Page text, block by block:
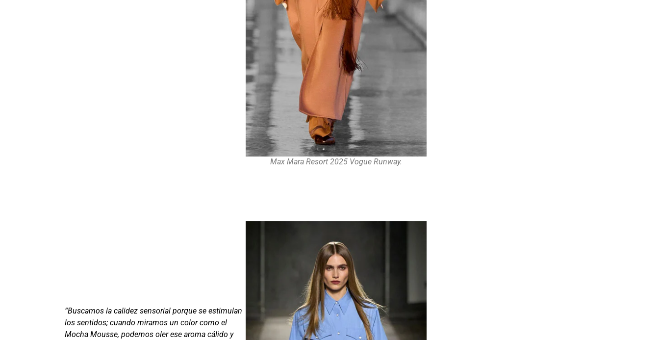
Max Mara Resort 2025 Vogue Runway.
“Buscamos la calidez sensorial porque se estimulan
los sentidos; cuando miramos un color como el
Mocha Mousse, podemos oler ese aroma cálido y